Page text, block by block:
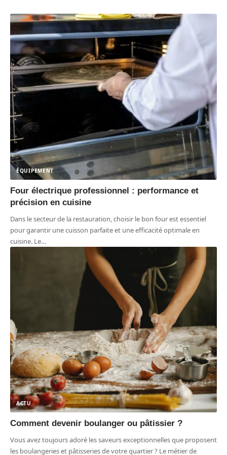
ÉQUIPEMENT
Four électrique professionnel : performance et
précision en cuisine
Dans le secteur de la restauration, choisir le bon four est essentiel
pour garantir une cuisson parfaite et une efficacité optimale en
cuisine. Le…
ACTU
Comment devenir boulanger ou pâtissier ?
Vous avez toujours adoré les saveurs exceptionnelles que proposent
les boulangeries et pâtisseries de votre quartier ? Le métier de